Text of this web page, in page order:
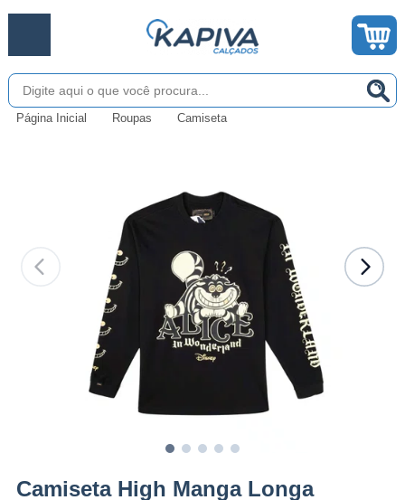
Página Inicial Roupas Camiseta
Camiseta High Manga Longa